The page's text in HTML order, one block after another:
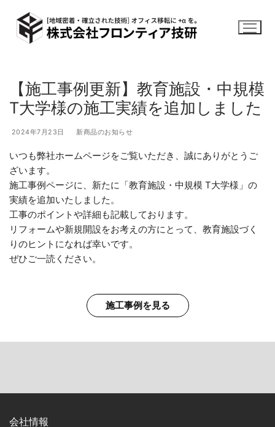
【施工事例更新】教育施設・中規模
T大学様の施工実績を追加しました
2024年7月23日 新商品のお知らせ
いつも弊社ホームページをご覧いただき、誠にありがとうご
ざいます。
施工事例ページに、新たに「教育施設・中規模 T大学様」の
実績を追加いたしました。
工事のポイントや詳細も記載しております。
リフォームや新規開設をお考えの方にとって、教育施設づく
りのヒントになれば幸いです。
ぜひご一読ください。
施工事例を見る
会社情報